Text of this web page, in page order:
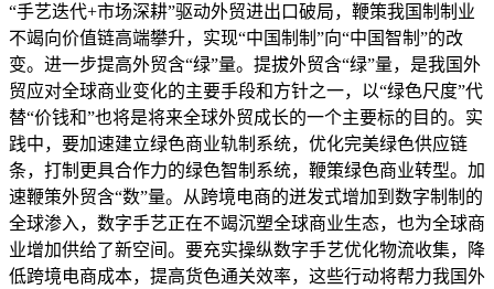
“手艺迭代+市场深耕”驱动外贸进出口破局，鞭策我国制制业
不竭向价值链高端攀升，实现“中国制制”向“中国智制”的改
变。进一步提高外贸含“绿”量。提拔外贸含“绿”量，是我国外
贸应对全球商业变化的主要手段和方针之一，以“绿色尺度”代
替“价钱和”也将是将来全球外贸成长的一个主要标的目的。实
践中，要加速建立绿色商业轨制系统，优化完美绿色供应链
条，打制更具合作力的绿色智制系统，鞭策绿色商业转型。加
速鞭策外贸含“数”量。从跨境电商的迸发式增加到数字制制的
全球渗入，数字手艺正在不竭沉塑全球商业生态，也为全球商
业增加供给了新空间。要充实操纵数字手艺优化物流收集，降
低跨境电商成本，提高货色通关效率，这些行动将帮力我国外